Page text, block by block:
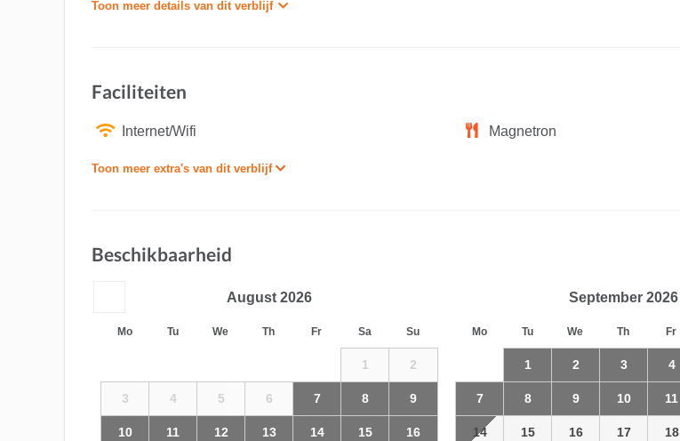
Toon meer details van dit verblijf
Faciliteiten
Internet/Wifi Magnetron
Toon meer extra's van dit verblijf
Beschikbaarheid
August 2026
Mo Tu We Th Fr Sa Su
1 2
3 4 5 6 7 8 9
10 11 12 13 14 15 16
September 2026
Mo Tu We Th Fr
1 2 3 4
7 8 9 10 11
14 15 16 17 18